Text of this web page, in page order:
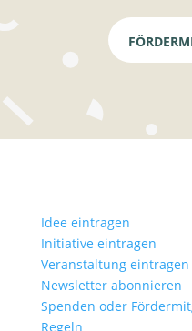
Idee eintragen
Initiative eintragen
Veranstaltung eintragen
Newsletter abonnieren
Spenden oder
Regeln